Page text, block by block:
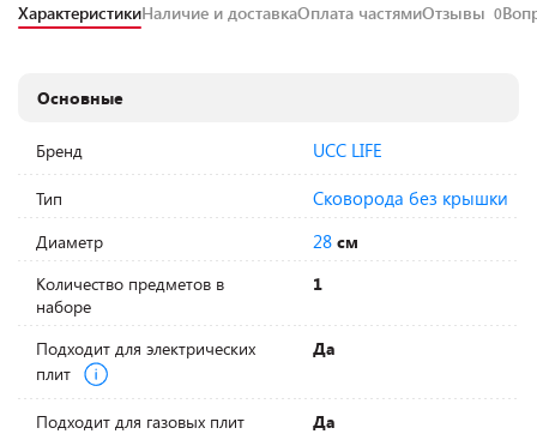
ХарактеристикиНаличие и доставкаОплата частямиОтзывы 0
Основные
Бренд UCC LIFE
Тип Сковорода без крышки
Диаметр 28 см
Количество предметов в
наборе
1
Подходит для электрических
плит
Да
Подходит для газовых плит Да